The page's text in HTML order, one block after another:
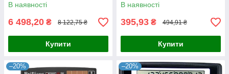
В наявності
6 498,20 ₴ 8 122,75 ₴
Купити
В наявності
395,93 ₴ 494,91 ₴
Купити
–20% –20%